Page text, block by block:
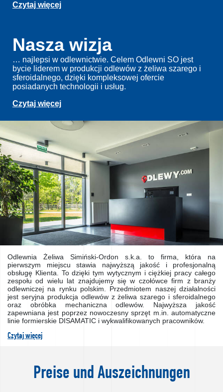
Czytaj więcej
Nasza wizja
… najlepsi w odlewnictwie. Celem Odlewni SO jest
bycie liderem w produkcji odlewów z żeliwa szarego i
sferoidalnego, dzięki kompleksowej ofercie
posiadanych technologii i usług.
Czytaj więcej
Odlewnia Żeliwa Simiński-Ordon s.k.a. to firma, która na
pierwszym miejscu stawia najwyższą jakość i profesjonalną
obsługę Klienta. To dzięki tym wytycznym i ciężkiej pracy całego
zespołu od wielu lat znajdujemy się w czołówce firm z branży
odlewniczej na rynku polskim. Przedmiotem naszej działalności
jest seryjna produkcja odlewów z żeliwa szarego i sferoidalnego
oraz obróbka mechaniczna odlewów. Najwyższa jakość
zapewniana jest poprzez nowoczesny sprzęt m.in. automatyczne
linie formierskie DISAMATIC i wykwalifikowanych pracowników.
Czytaj więcej
Preise und Auszeichnungen